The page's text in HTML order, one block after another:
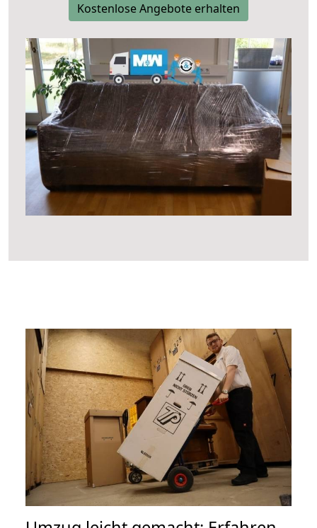
Kostenlose Angebote erhalten